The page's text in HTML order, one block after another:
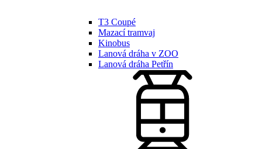
T3 Coupé
Mazací tramvaj
Kinobus
Lanová dráha v ZOO
Lanová dráha Petřín